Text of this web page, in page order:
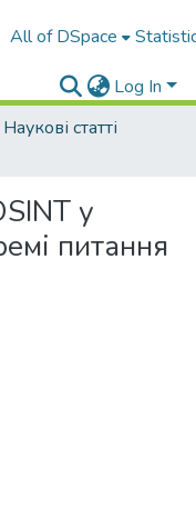
All of DSpace
Log In
Наукові статті
у
питання